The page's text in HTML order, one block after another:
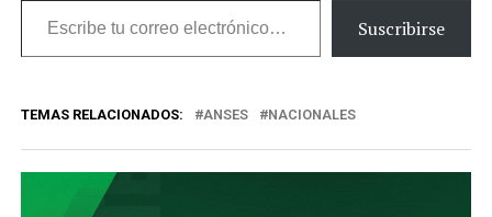
Escribe
tu
electrónico…
Suscribirse
TEMAS RELACIONADOS: ANSES NACIONALES